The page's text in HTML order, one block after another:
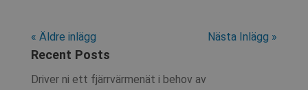
« Äldre inlägg Nästa Inlägg »
Recent Posts
Driver ni ett fjärrvärmenät i behov av